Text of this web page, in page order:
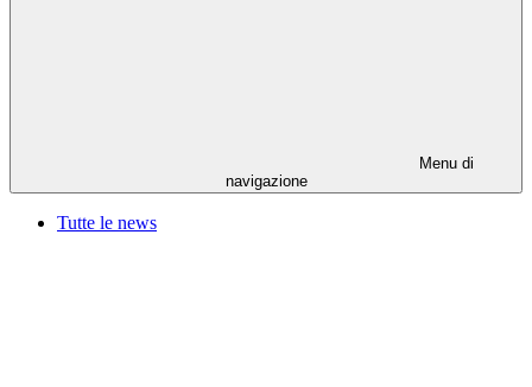
Menu di
navigazione
Tutte le news